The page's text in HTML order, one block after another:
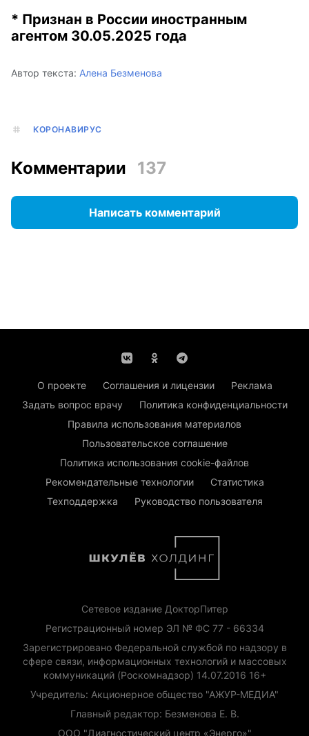
* Признан в России иностранным
агентом 30.05.2025 года
Автор текста: Алена Безменова
КОРОНАВИРУС
Комментарии 137
Написать комментарий
О проекте Соглашения и лицензии
Реклама
Задать вопрос врачу
Политика конфиденциальности
Правила использования материалов
Пользовательское соглашение
Политика использования cookie-файлов
Рекомендательные технологии
Статистика
Техподдержка
Руководство пользователя
Сетевое издание ДокторПитер
Регистрационный номер ЭЛ № ФС 77 - 66334
Зарегистрировано Федеральной службой по надзору в
сфере связи, информационных технологий и массовых
коммуникаций (Роскомнадзор) 14.07.2016 16+
Учредитель: Акционерное общество "АЖУР-МЕДИА"
Главный редактор: Безменова Е. В.
ООО "Диагностический центр «Энерго»"